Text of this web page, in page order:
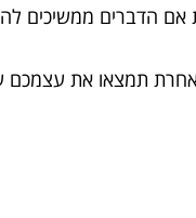
הדברים ממשיכים
תמצאו את עצמכם